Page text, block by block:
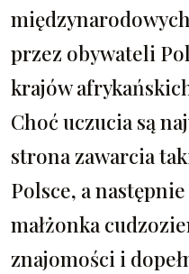
przez obywateli
krajów
Choć uczucia są
strona zawarcia
Polsce, a
małżonka
znajomości i